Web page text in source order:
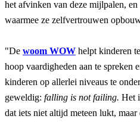
het afvinken van deze mijlpalen, en
waarmee ze zelfvertrouwen
"De woom WOW helpt kinderen
hoop vaardigheden aan te spreken
kinderen op allerlei niveaus te
geweldig: falling is not failing. Het
dat iets niet altijd meteen lukt,